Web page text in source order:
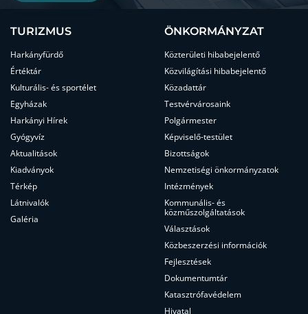
TURIZMUS
Harkányfürdő
Értéktár
Kulturális- és sportélet
Egyházak
Harkányi Hírek
Gyógyvíz
Aktualitások
Kiadványok
Térkép
Látnivalók
Galéria
ÖNKORMÁNYZAT
Közterületi hibabejelentő
Közvilágítási hibabejelentő
Közadattár
Testvérvárosaink
Polgármester
Képviselő-testület
Bizottságok
Nemzetiségi önkormányzatok
Intézmények
Kommunális- és
közműszolgáltatások
Választások
Közbeszerzési információk
Fejlesztések
Dokumentumtár
Katasztrófavédelem
Hivatal